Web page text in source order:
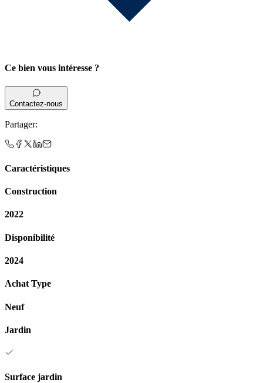
Ce bien vous intéresse ?
Contactez-nous
Partager:
Caractéristiques
Construction
2022
Disponibilité
2024
Achat Type
Neuf
Jardin
Surface jardin